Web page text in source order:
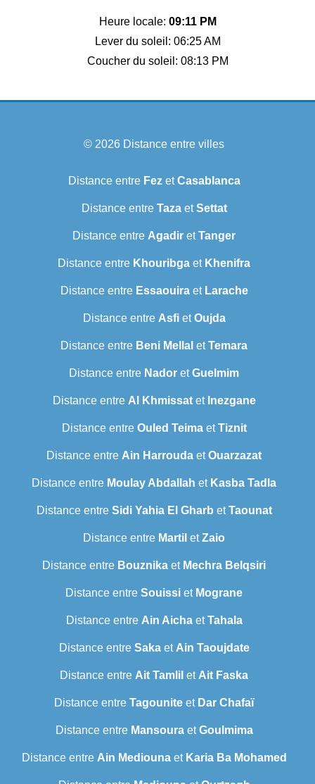
Heure locale: 09:11 PM
Lever du soleil: 06:25 AM
Coucher du soleil: 08:13 PM
© 2026 Distance entre villes
Distance entre FezetCasablanca
Distance entre TazaetSettat
Distance entre Agadir etTanger
Distance entre Khouribga et Khenifra
Distance entre Essaouiraet Larache
Distance entre AsfietOujda
Distance entre Beni Mellal etTemara
Distance entre Nador etGuelmim
Distance entre Al Khmissatet Inezgane
Distance entre Ouled TeimaetTiznit
Distance entre Ain Harrouda etOuarzazat
Distance entre Moulay Abdallah et Kasba Tadla
Distance entre Sidi Yahia El Gharb etTaounat
Distance entre Martil etZaio
Distance entre Bouznika et Mechra Belqsiri
Distance entre Souissi et Mograne
Distance entre Ain AichaetTahala
Distance entre Sakaet Ain Taoujdate
Distance entre Ait Tamlil et Ait Faska
Distance entre Tagounite et Dar Chafaï
Distance entre MansouraetGoulmima
Distance entre Ain Mediounaet Karia Ba Mohamed